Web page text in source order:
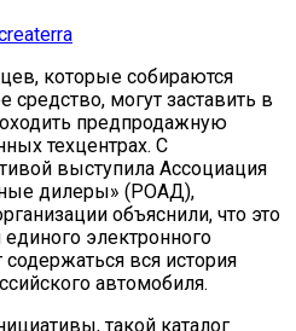
которые собираются
средство, могут заставить в
предпродажную
техцентрах. С
выступила Ассоциация
дилеры» (РОАД),
объяснили, что это
электронного
вся история
автомобиля.
такой каталог